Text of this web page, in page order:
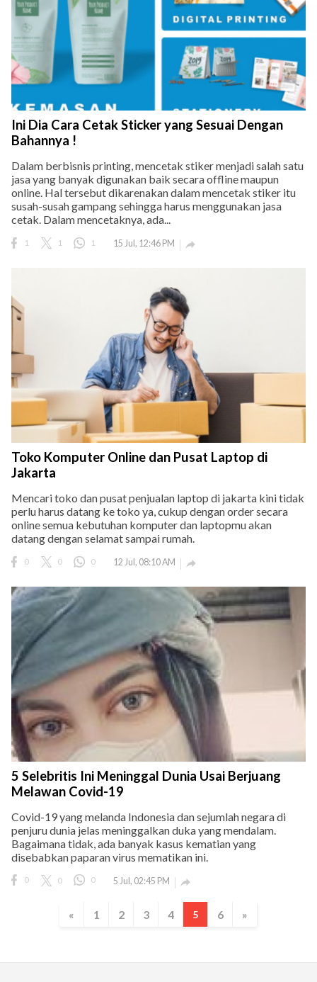
Ini Dia Cara Cetak Sticker yang Sesuai Dengan
Bahannya !
Dalam berbisnis printing, mencetak stiker menjadi salah satu
jasa yang banyak digunakan baik secara offline maupun
online. Hal tersebut dikarenakan dalam mencetak stiker itu
susah-susah gampang sehingga harus menggunakan jasa
cetak. Dalam mencetaknya, ada...
1 1 1 15 Jul, 12:46 PM 
Toko Komputer Online dan Pusat Laptop di
Jakarta
Mencari toko dan pusat penjualan laptop di jakarta kini tidak
perlu harus datang ke toko ya, cukup dengan order secara
online semua kebutuhan komputer dan laptopmu akan
datang dengan selamat sampai rumah.
0 0 0 12 Jul, 08:10 AM 
5 Selebritis Ini Meninggal Dunia Usai Berjuang
Melawan Covid-19
Covid-19 yang melanda Indonesia dan sejumlah negara di
penjuru dunia jelas meninggalkan duka yang mendalam.
Bagaimana tidak, ada banyak kasus kematian yang
disebabkan paparan virus mematikan ini.
0 0 0 5 Jul, 02:45 PM 
« 1 2 3 4 5 6 »